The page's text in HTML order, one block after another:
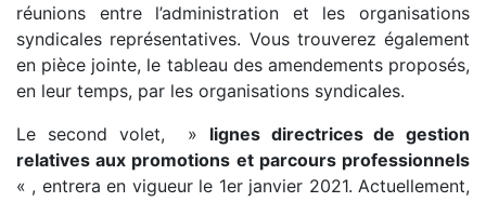
réunions entre l’administration et les organisations
syndicales représentatives. Vous trouverez également
en pièce jointe, le tableau des amendements proposés,
en leur temps, par les organisations syndicales.
Le second volet, » lignes directrices de gestion
relatives aux promotions et parcours professionnels
« , entrera en vigueur le 1er janvier 2021. Actuellement,